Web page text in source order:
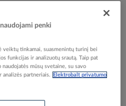
pavaizduotos nuotraukoje
YLOCK 3 POSITIO,
& SIGNALLING, PUSH
penki
veiktų tinkamai, suasmenintų turinį bei
funkcijas ir analizuotų srautą. Taip pat
mūsų svetaine, su savo
analizės partneriais.
Elektrobalt privatumo